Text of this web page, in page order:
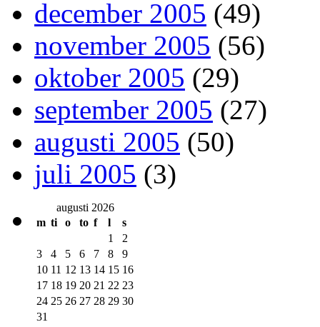
december 2005 (49)
november 2005 (56)
oktober 2005 (29)
september 2005 (27)
augusti 2005 (50)
juli 2005 (3)
augusti 2026
m ti o to f l s
1
2
3
4 5 6 7 8
9
10 11 12 13 14 15 16
17 18 19 20 21 22 23
24 25 26 27 28 29 30
31